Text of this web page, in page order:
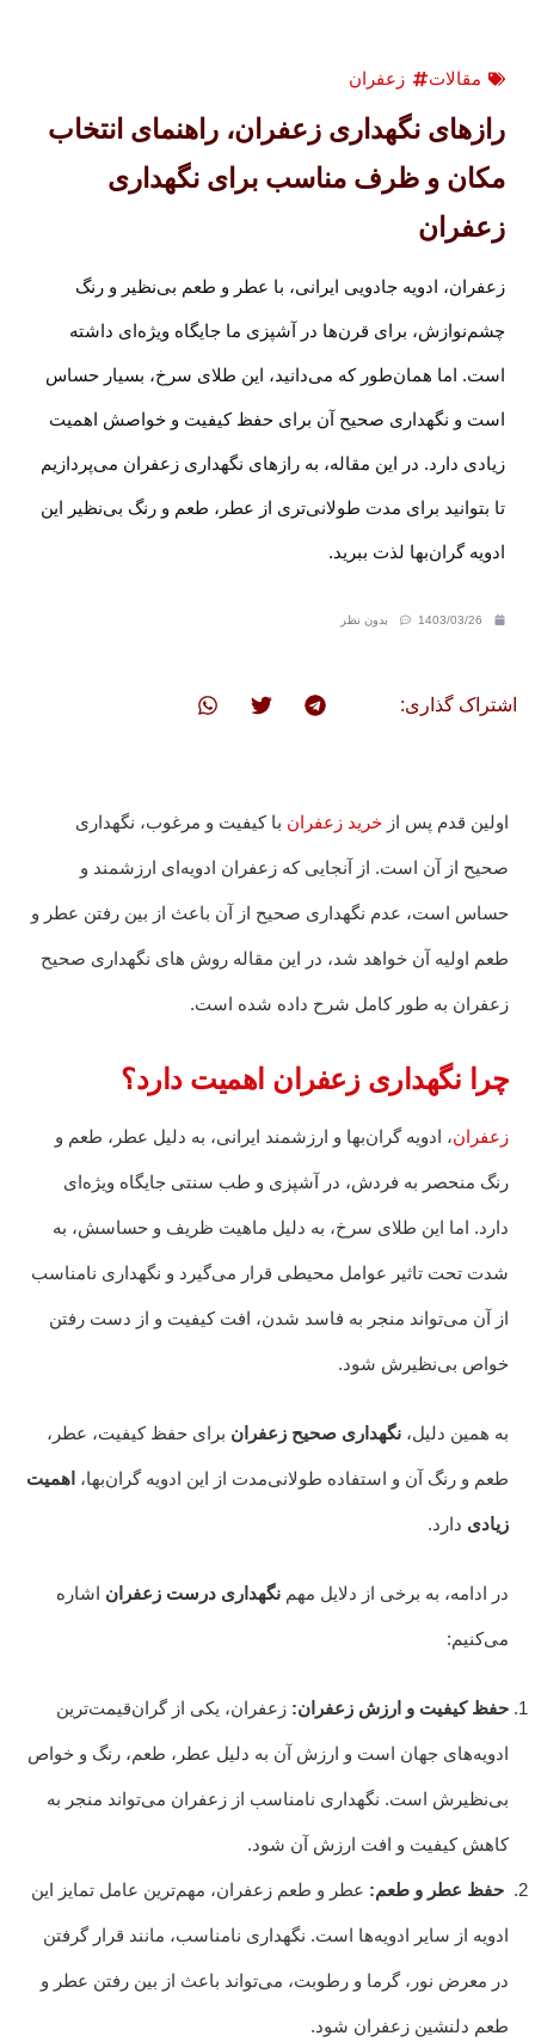
مقالات زعفران
رازهای نگهداری زعفران، راهنمای انتخاب
مکان و ظرف مناسب برای نگهداری
زعفران
زعفران، ادویه جادویی ایرانی، با عطر و طعم بی‌نظیر و رنگ
چشم‌نوازش، برای قرن‌ها در آشپزی ما جایگاه ویژه‌ای داشته
است. اما همان‌طور که می‌دانید، این طلای سرخ، بسیار حساس
است و نگهداری صحیح آن برای حفظ کیفیت و خواصش اهمیت
زیادی دارد. در این مقاله، به رازهای نگهداری زعفران می‌پردازیم
تا بتوانید برای مدت طولانی‌تری از عطر، طعم و رنگ بی‌نظیر این
ادویه گران‌بها لذت ببرید.
1403/03/26 بدون نظر
اشتراک گذاری:
اولین قدم پس از خرید زعفران با کیفیت و مرغوب، نگهداری
صحیح از آن است. از آنجایی که زعفران ادویه‌ای ارزشمند و
حساس است، عدم نگهداری صحیح از آن باعث از بین رفتن عطر و
طعم اولیه آن خواهد شد، در این مقاله روش های نگهداری صحیح
زعفران به طور کامل شرح داده شده است.
چرا نگهداری زعفران اهمیت دارد؟
زعفران، ادویه گران‌بها و ارزشمند ایرانی، به دلیل عطر، طعم و
رنگ منحصر به فردش، در آشپزی و طب سنتی جایگاه ویژه‌ای
دارد. اما این طلای سرخ، به دلیل ماهیت ظریف و حساسش، به
شدت تحت تاثیر عوامل محیطی قرار می‌گیرد و نگهداری نامناسب
از آن می‌تواند منجر به فاسد شدن، افت کیفیت و از دست رفتن
خواص بی‌نظیرش شود.
به همین دلیل، نگهداری صحیح زعفران برای حفظ کیفیت، عطر،
طعم و رنگ آن و استفاده طولانی‌مدت از این ادویه گران‌بها، اهمیت
زیادی دارد.
در ادامه، به برخی از دلایل مهم نگهداری درست زعفران اشاره
می‌کنیم:
حفظ کیفیت و ارزش زعفران: زعفران، یکی از گران‌قیمت‌ترین
ادویه‌های جهان است و ارزش آن به دلیل عطر، طعم، رنگ و خواص
بی‌نظیرش است. نگهداری نامناسب از زعفران می‌تواند منجر به
کاهش کیفیت و افت ارزش آن شود.
حفظ عطر و طعم: عطر و طعم زعفران، مهم‌ترین عامل تمایز این
ادویه از سایر ادویه‌ها است. نگهداری نامناسب، مانند قرار گرفتن
در معرض نور، گرما و رطوبت، می‌تواند باعث از بین رفتن عطر و
طعم دلنشین زعفران شود.